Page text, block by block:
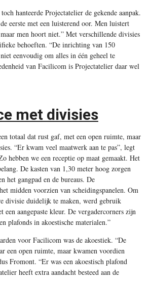
hanteerde Projectatelier de gekende aanpak.
eerste met een luisterend oor. Men luistert
men hoort niet.” Met verschillende divisies
behoeften. “De inrichting van 150
eenvoudig om alles in één geheel te
van Facilicom is Projectatelier daar wel
met divisies
totaal dat rust gaf, met een open ruimte, maar
“Er kwam veel maatwerk aan te pas”, legt
hebben we een receptie op maat gemaakt. Het
De kasten van 1,30 meter hoog zorgen
het gangpad en de bureaus. De
midden voorzien van scheidings­panelen. Om
divisie duidelijk te maken, werd gebruik
een aangepaste kleur. De vergadercorners zijn
plafonds in akoestische materialen.”
voor Facilicom was de akoestiek. “De
een open ruimte, maar kwamen voordien
Fromont. “Er was een akoestisch plafond
heeft extra aandacht besteed aan de